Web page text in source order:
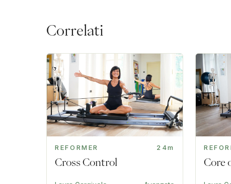
Correlati
REFORMER 24m
Cross Control Core